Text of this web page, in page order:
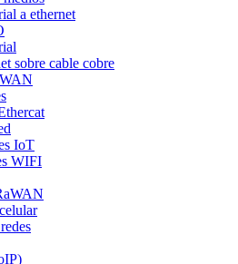
a ethernet
sobre cable cobre
IoT
WIFI